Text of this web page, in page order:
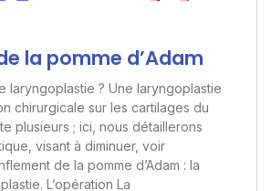
la pomme d’Adam
laryngoplastie ? Une laryngoplastie
chirurgicale sur les cartilages du
plusieurs ; ici, nous détaillerons
visant à diminuer, voir
de la pomme d’Adam : la
L’opération La